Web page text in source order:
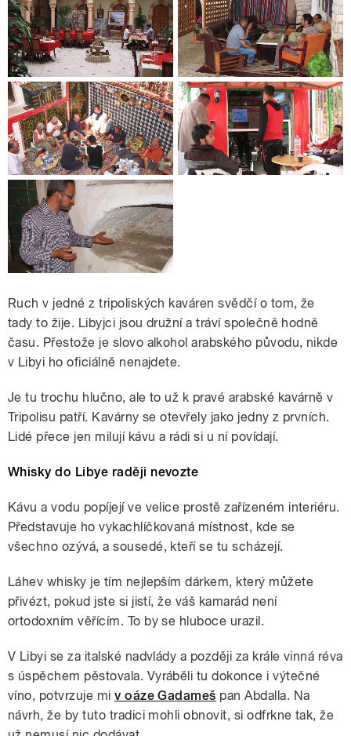
Ruch v jedné z tripoliských kaváren svědčí o tom, že
tady to žije. Libyjci jsou družní a tráví společně hodně
času. Přestože je slovo alkohol arabského původu, nikde
v Libyi ho oficiálně nenajdete.
Je tu trochu hlučno, ale to už k pravé arabské kavárně v
Tripolisu patří. Kavárny se otevřely jako jedny z prvních.
Lidé přece jen milují kávu a rádi si u ní povídají.
Whisky do Libye raději nevozte
Kávu a vodu popíjejí ve velice prostě zařízeném interiéru.
Představuje ho vykachlíčkovaná místnost, kde se
všechno ozývá, a sousedé, kteří se tu scházejí.
Láhev whisky je tím nejlepším dárkem, který můžete
přivézt, pokud jste si jistí, že váš kamarád není
ortodoxním věřícím. To by se hluboce urazil.
V Libyi se za italské nadvlády a později za krále vinná réva
s úspěchem pěstovala. Vyráběli tu dokonce i výtečné
víno, potvrzuje miv oáze Gadameš pan Abdalla. Na
návrh, že by tuto tradici mohli obnovit, si odfrkne tak, že